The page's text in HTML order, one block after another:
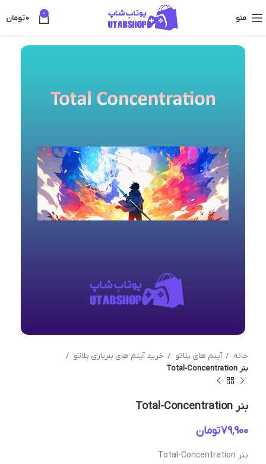
منو 0
0تومان
خانه آیتم های پلاتو
خرید آیتم های بنربازی پلاتو
بنر Total-Concentration
بنر Total-Concentration
تومان
بنر Total-Concentration